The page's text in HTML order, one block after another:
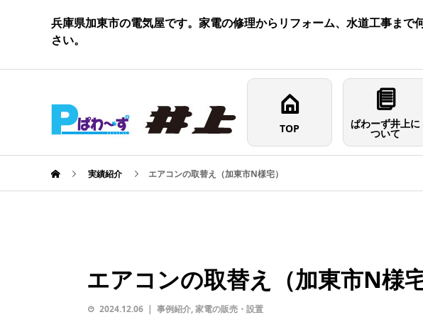
兵庫県加東市の電気屋です。家電の修理からリフォーム、水道工事まで
さい。
TOP ぱわーず井上に
ついて
実績紹介 エアコンの取替え（加東市N様宅）
エアコンの取替え（加東市N様宅
2024.12.06 事例紹介,家電の販売・設置